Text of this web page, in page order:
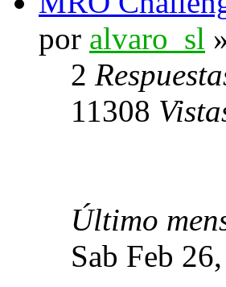
por alvaro_sl
2
11308
Último
Sab Feb